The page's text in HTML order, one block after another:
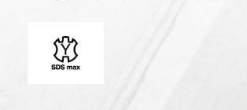
Csatlakozóvég